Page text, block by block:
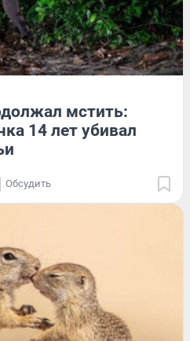
мстить:
14 лет убивал
Обсудить